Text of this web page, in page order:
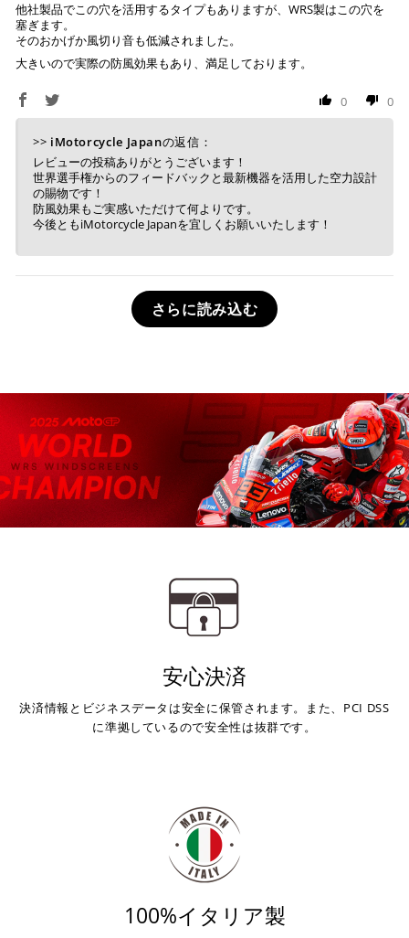
他社製品でこの穴を活用するタイプもありますが、WRS製はこの穴を
塞ぎます。
そのおかげか風切り音も低減されました。
大きいので実際の防風効果もあり、満足しております。
0 0
>> iMotorcycle Japanの返信：
レビューの投稿ありがとうございます！
世界選手権からのフィードバックと最新機器を活用した空力設計
の賜物です！
防風効果もご実感いただけて何よりです。
今後ともiMotorcycle Japanを宜しくお願いいたします！
さらに読み込む
安心決済
決済情報とビジネスデータは安全に保管されます。また、PCI DSS
に準拠しているので安全性は抜群です。
100%イタリア製